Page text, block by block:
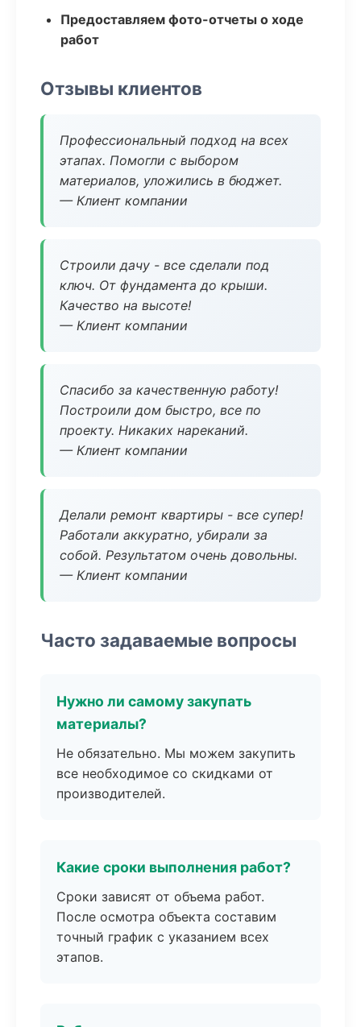
Предоставляем фото-отчеты о ходе
работ
Отзывы клиентов
Профессиональный подход на всех
этапах. Помогли с выбором
материалов, уложились в бюджет.
— Клиент компании
Строили дачу - все сделали под
ключ. От фундамента до крыши.
Качество на высоте!
— Клиент компании
Спасибо за качественную работу!
Построили дом быстро, все по
проекту. Никаких нареканий.
— Клиент компании
Делали ремонт квартиры - все супер!
Работали аккуратно, убирали за
собой. Результатом очень довольны.
— Клиент компании
Часто задаваемые вопросы
Нужно ли самому закупать
материалы?
Не обязательно. Мы можем закупить
все необходимое со скидками от
производителей.
Какие сроки выполнения работ?
Сроки зависят от объема работ.
После осмотра объекта составим
точный график с указанием всех
этапов.